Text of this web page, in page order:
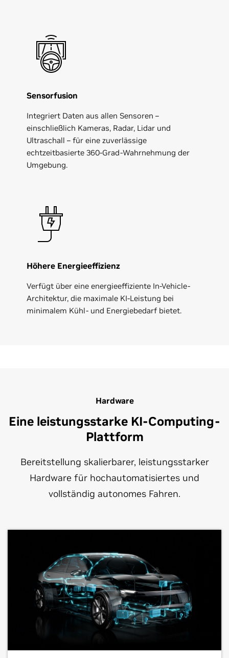
Sensorfusion
Integriert Daten aus allen Sensoren –
einschließlich Kameras, Radar, Lidar und
Ultraschall – für eine zuverlässige
echtzeitbasierte 360-Grad-Wahrnehmung der
Umgebung.
Höhere Energieeffizienz
Verfügt über eine energieeffiziente In-Vehicle-
Architektur, die maximale KI-Leistung bei
minimalem Kühl- und Energiebedarf bietet.
Hardware
Eine leistungsstarke KI-Computing-
Plattform
Bereitstellung skalierbarer, leistungsstarker
Hardware für hochautomatisiertes und
vollständig autonomes Fahren.